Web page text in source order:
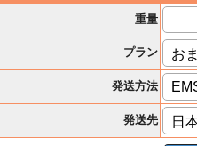
重量
プラン
発送方法
発送先